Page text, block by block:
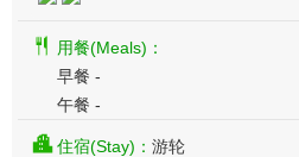
用餐(Meals)：
早餐 -
午餐 -
住宿(Stay)： 游轮